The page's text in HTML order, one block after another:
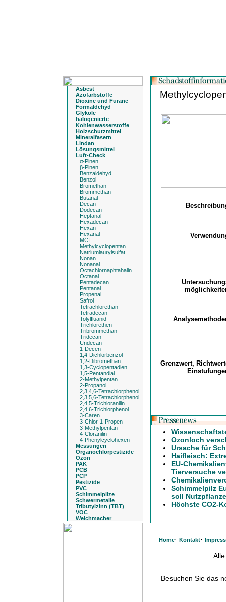
Asbest
Azofarbstoffe
Dioxine und Furane
Formaldehyd
Glykole
halogenierte
Kohlenwasserstoffe
Holzschutzmittel
Mineralfasern
Lindan
Lösungsmittel
Luft-Check
α-Pinen
β-Pinen
Benzaldehyd
Benzol
Bromethan
Brommethan
Butanal
Decan
Dodecan
Heptanal
Hexadecan
Hexan
Hexanal
MCI
Methylcyclopentan
Natriumlaurylsulfat
Nonan
Nonanal
Octachlornaphtahalin
Octanal
Pentadecan
Pentanal
Propenal
Safrol
Tetrachlorethan
Tetradecan
Tolylfluanid
Trichlorethen
Tribrommethan
Tridecan
Undecan
1-Decen
1,4-Dichlorbenzol
1,2-Dibromethan
1,3-Cyclopentadien
1,5-Pentandial
2-Methylpentan
2-Propanol
2,3,4,6-Tetrachlorphenol
2,3,5,6-Tetrachlorphenol
2,4,5-Trichloranilin
2,4,6-Trichlorphenol
3-Caren
3-Chlor-1-Propen
3-Methylpentan
4-Cloranilin
4-Phenylcyclohexen
Messungen
Organochlorpestizide
Ozon
PAK
PCB
PCP
Pestizide
PVC
Schimmelpilze
Schwermetalle
Tributylzinn (TBT)
VOC
Weichmacher
Grenzwert,
Ozonloch
Ursache für
Haifleisch:
EU-
Tierversuche
Schimmelpilz
soll
Höchste CO2-
Home· Kontakt·
Besuchen Sie das